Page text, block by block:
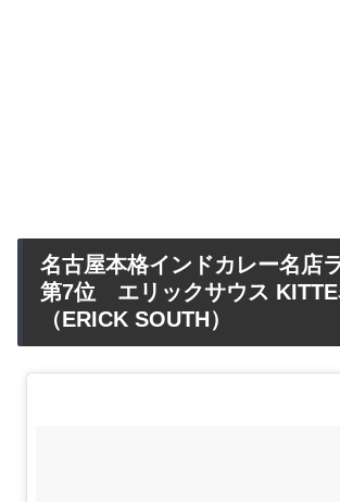
名古屋本格インドカレー名店
第7位 エリックサウス KITTE
（ERICK SOUTH）